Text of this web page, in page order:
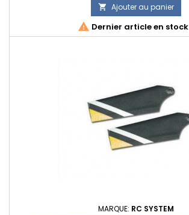
 Ajouter au panier
 Dernier article en stock
MARQUE: RC SYSTEM